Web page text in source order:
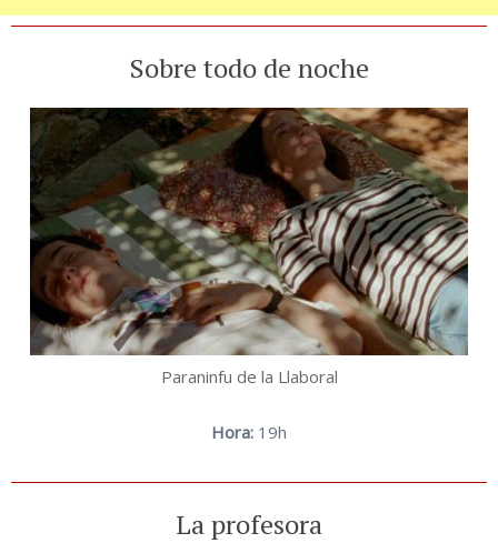
Sobre todo de noche
Paraninfu de la Llaboral
Hora: 19h
La profesora